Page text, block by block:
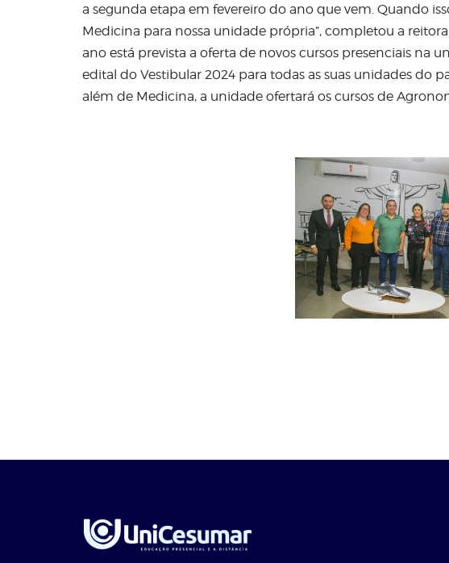
a segunda etapa em fevereiro do ano que vem. Quando
Medicina para nossa unidade própria”, completou a
ano está prevista a oferta de novos cursos presenciais na
edital do Vestibular 2024 para todas as suas unidades do
além de Medicina, a unidade ofertará os cursos de